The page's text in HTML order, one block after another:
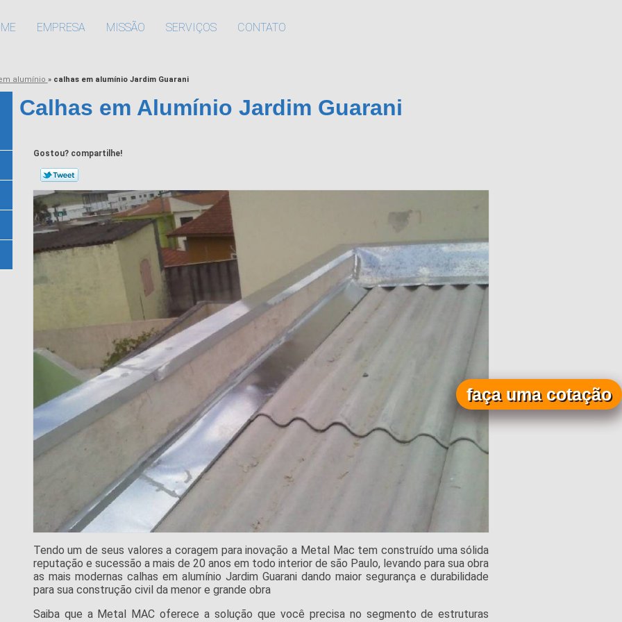
EMPRESA MISSÃO SERVIÇOS CONTATO
alumínio » calhas em alumínio Jardim Guarani
Calhas em Alumínio Jardim Guarani
Gostou? compartilhe!
Tendo um de seus valores a coragem para inovação a Metal Mac tem construído uma sólida
reputação e sucessão a mais de 20 anos em todo interior de são Paulo, levando para sua obra
as mais modernas calhas em alumínio Jardim Guarani dando maior segurança e durabilidade
para sua construção civil da menor e grande obra
Saiba que a Metal MAC oferece a solução que você precisa no segmento de estruturas
faça uma cotação